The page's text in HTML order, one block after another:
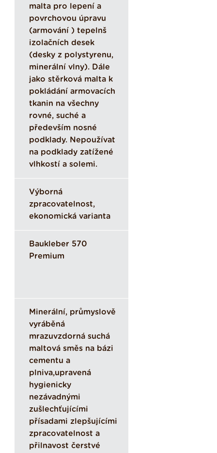
malta pro lepení a
povrchovou úpravu
(armování ) tepelnš
izolačních desek
(desky z polystyrenu,
minerální vlny). Dále
jako stěrková malta k
pokládání armovacích
tkanin na všechny
rovné, suché a
především nosné
podklady. Nepoužívat
na podklady zatížené
vlhkostí a solemi.
Výborná
zpracovatelnost,
ekonomická varianta
Baukleber 570
Premium
Minerální, průmyslově
vyráběná
mrazuvzdorná suchá
maltová směs na bázi
cementu a
plniva,upravená
hygienicky
nezávadnými
zušlechťujícími
přísadami zlepšujícími
zpracovatelnost a
přilnavost čerstvé